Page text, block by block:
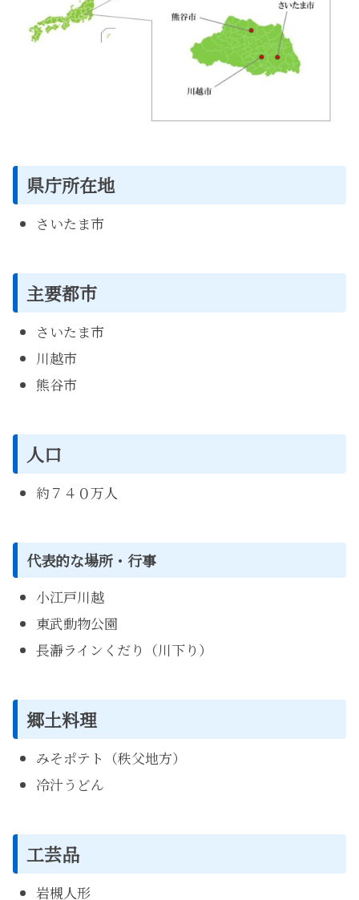
県庁所在地
さいたま市
主要都市
さいたま市
川越市
熊谷市
人口
約７４０万人
代表的な場所・行事
小江戸川越
東武動物公園
長瀞ラインくだり（川下り）
郷土料理
みそポテト（秩父地方）
冷汁うどん
工芸品
岩槻人形